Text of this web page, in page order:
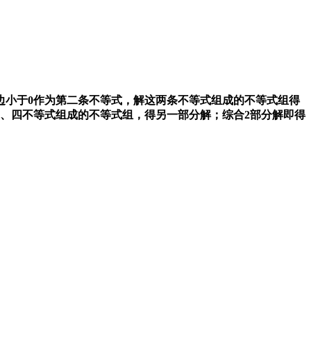
小于0作为第二条不等式，解这两条不等式组成的不等式组得
四不等式组成的不等式组，得另一部分解；综合2部分解即得